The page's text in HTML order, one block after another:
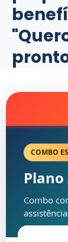
COMBO
Plano
Combo